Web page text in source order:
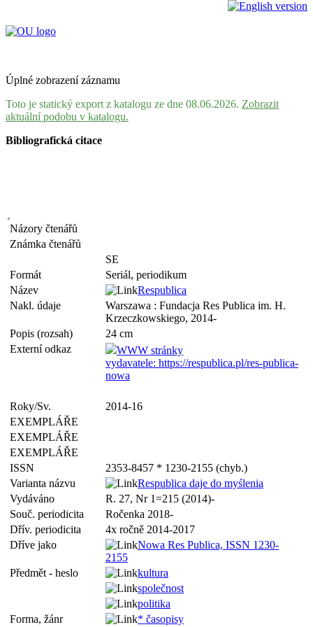
Úplné zobrazení záznamu
Toto je statický export z katalogu ze dne 08.06.2026. Zobrazit
aktuální podobu v katalogu.
Bibliografická citace
Názory čtenářů
Známka čtenářů
SE
Formát
Seriál, periodikum
Název
Respublica
Nakl. údaje
Warszawa : Fundacja Res Publica im. H.
Krzeczkowskiego, 2014-
Popis (rozsah)
24 cm
Externí odkaz
WWW stránky
vydavatele: https://respublica.pl/res-publica-
nowa
Roky/Sv.
2014-16
EXEMPLÁŘE
EXEMPLÁŘE
EXEMPLÁŘE
ISSN
2353-8457 * 1230-2155 (chyb.)
Varianta názvu
Respublica daje do myślenia
Vydáváno
R. 27, Nr 1=215 (2014)-
Souč. periodicita
Ročenka 2018-
Dřív. periodicita
4x ročně 2014-2017
Dříve jako
Nowa Res Publica, ISSN 1230-
2155
Předmět - heslo
kultura
společnost
politika
Forma, žánr
* časopisy